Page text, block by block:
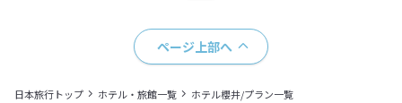
ページ上部へ
日本旅行トップ ホテル・旅館一覧 ホテル櫻井/プラン一覧